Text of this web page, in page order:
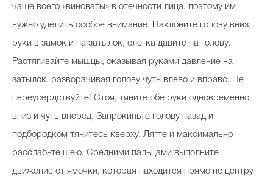
чаще всего «виноваты» в отечности лица, поэтому им
нужно уделить особое внимание. Наклоните голову вниз,
руки в замок и на затылок, слегка давите на голову.
Растягивайте мышцы, оказывая руками давление на
затылок, разворачивая голову чуть влево и вправо. Не
переусердствуйте! Стоя, тяните обе руки одновременно
вниз и чуть вперед. Запрокиньте голову назад и
подбородком тянитесь кверху. Лягте и максимально
расслабьте шею. Средними пальцами выполните
движение от ямочки, которая находится прямо по центру